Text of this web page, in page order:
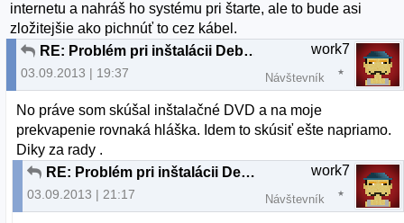
internetu a nahráš ho systému pri štarte, ale to bude asi
zložitejšie ako pichnúť to cez kábel.
RE: Problém pri inštalácii Debian 7.1.0
03.09.2013 | 19:37
work7
Návštevník
No práve som skúšal inštalačné DVD a na moje
prekvapenie rovnaká hláška. Idem to skúsiť ešte napriamo.
Diky za rady .
RE: Problém pri inštalácii Debian 7.1.0
03.09.2013 | 21:17
work7
Návštevník